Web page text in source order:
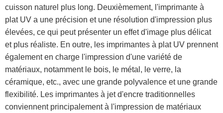
cuisson naturel plus long. Deuxièmement, l'imprimante à
plat UV a une précision et une résolution d'impression plus
élevées, ce qui peut présenter un effet d'image plus délicat
et plus réaliste. En outre, les imprimantes à plat UV prennent
également en charge l'impression d'une variété de
matériaux, notamment le bois, le métal, le verre, la
céramique, etc., avec une grande polyvalence et une grande
flexibilité. Les imprimantes à jet d'encre traditionnelles
conviennent principalement à l'impression de matériaux